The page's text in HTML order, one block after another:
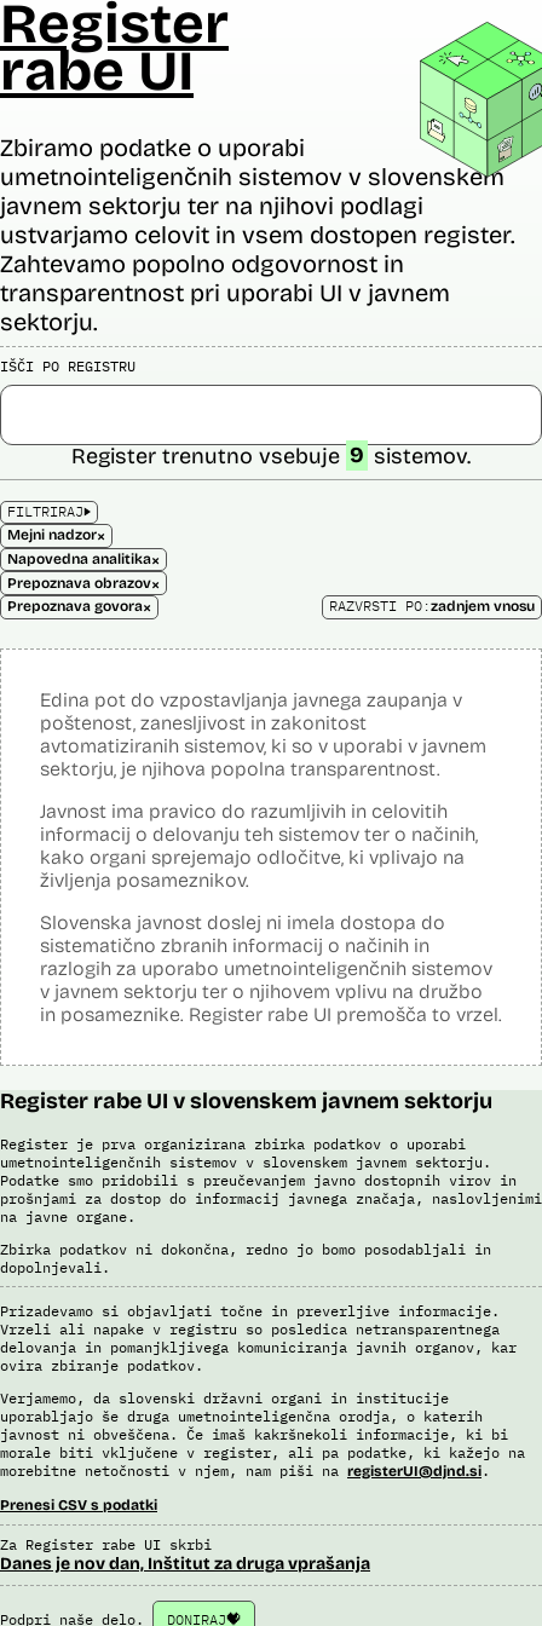
Register
rabe UI
Zbiramo podatke o uporabi
umetnointeligenčnih sistemov v slovenskem
javnem sektorju ter na njihovi podlagi
ustvarjamo celovit in vsem dostopen register.
Zahtevamo popolno odgovornost in
transparentnost pri uporabi UI v javnem
sektorju.
IŠČI PO REGISTRU
FILTRIRAJ
Mejni nadzor×
Napovedna analitika×
Prepoznava obrazov×
Prepoznava govora×
Register trenutno vsebuje 9 sistemov.
RAZVRSTI PO:zadnjem vnosu
Edina pot do vzpostavljanja javnega zaupanja v
poštenost, zanesljivost in zakonitost
avtomatiziranih sistemov, ki so v uporabi v javnem
sektorju, je njihova popolna transparentnost.
Javnost ima pravico do razumljivih in celovitih
informacij o delovanju teh sistemov ter o načinih,
kako organi sprejemajo odločitve, ki vplivajo na
življenja posameznikov.
Slovenska javnost doslej ni imela dostopa do
sistematično zbranih informacij o načinih in
razlogih za uporabo umetnointeligenčnih sistemov
v javnem sektorju ter o njihovem vplivu na družbo
in posameznike. Register rabe UI premošča to vrzel.
Register rabe UI v slovenskem javnem sektorju
Register je prva organizirana zbirka podatkov o uporabi
umetnointeligenčnih sistemov v slovenskem javnem sektorju.
Podatke smo pridobili s preučevanjem javno dostopnih virov in
prošnjami za dostop do informacij javnega značaja, naslovljenimi
na javne organe.
Zbirka podatkov ni dokončna, redno jo bomo posodabljali in
dopolnjevali.
Prizadevamo si objavljati točne in preverljive informacije.
Vrzeli ali napake v registru so posledica netransparentnega
delovanja in pomanjkljivega komuniciranja javnih organov, kar
ovira zbiranje podatkov.
Verjamemo, da slovenski državni organi in institucije
uporabljajo še druga umetnointeligenčna orodja, o katerih
javnost ni obveščena. Če imaš kakršnekoli informacije, ki bi
morale biti vključene v register, ali pa podatke, ki kažejo na
morebitne netočnosti v njem, nam piši na registerUI@djnd.si.
Prenesi CSV s podatki
Za Register rabe UI skrbi
Danes je nov dan, Inštitut za druga vprašanja
Podpri naše delo. DONIRAJ